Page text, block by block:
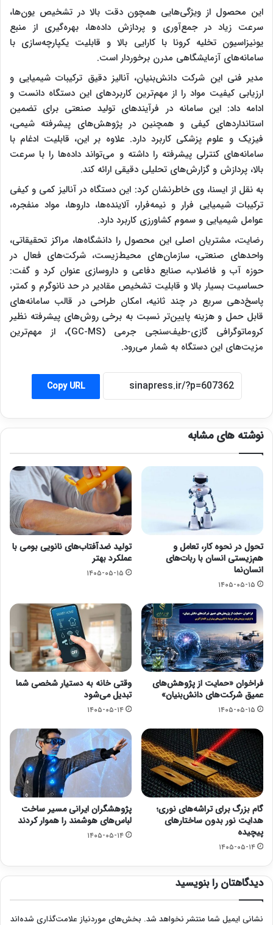
این محصول از ویژگی‌هایی همچون دقت بالا در تشخیص یون‌ها،
سرعت زیاد در جمع‌آوری و پردازش داده‌ها، بهره‌گیری از منبع
یونیزاسیون تخلیه کرونا با کارایی بالا و قابلیت یکپارچه‌سازی با
سامانه‌های آزمایشگاهی مدرن برخوردار است.
مدیر فنی این شرکت دانش‌بنیان، آنالیز دقیق ترکیبات شیمیایی و
ارزیابی کیفیت مواد را از مهم‌ترین کاربردهای این دستگاه دانست و
ادامه داد: این سامانه در فرآیندهای تولید صنعتی برای تضمین
استانداردهای کیفی و همچنین در پژوهش‌های پیشرفته شیمی،
فیزیک و علوم پزشکی کاربرد دارد. علاوه بر این، قابلیت ادغام با
سامانه‌های کنترلی پیشرفته را داشته و می‌تواند داده‌ها را با سرعت
بالا، پردازش و گزارش‌های تحلیلی دقیقی ارائه کند.
به نقل از ایسنا، وی خاطرنشان کرد: این دستگاه در آنالیز کمی و کیفی
ترکیبات شیمیایی فرار و نیمه‌فرار، آلاینده‌ها، داروها، مواد منفجره،
عوامل شیمیایی و سموم کشاورزی کاربرد دارد.
رضایت، مشتریان اصلی این محصول را دانشگاه‌ها، مراکز تحقیقاتی،
واحدهای صنعتی، سازمان‌های محیط‌زیست، شرکت‌های فعال در
حوزه آب و فاضلاب، صنایع دفاعی و داروسازی عنوان کرد و گفت:
حساسیت بسیار بالا و قابلیت تشخیص مقادیر در حد نانوگرم و کمتر،
پاسخ‌دهی سریع در چند ثانیه، امکان طراحی در قالب سامانه‌های
قابل حمل و هزینه پایین‌تر نسبت به برخی روش‌های پیشرفته نظیر
کروماتوگرافی گازی-طیف‌سنجی جرمی (GC-MS)، از مهم‌ترین
مزیت‌های این دستگاه به شمار می‌رود.
Copy URL
نوشته های مشابه
تحول در نحوه کار، تعامل و
هم‌زیستی انسان با ربات‌های
انسان‌نما
۱۴۰۵-۰۵-۱۵
تولید ضدآفتاب‌های نانویی بومی با
عملکرد بهتر
۱۴۰۵-۰۵-۱۵
فراخوان «حمایت از پژوهش‌های
عمیق شرکت‌های دانش‌بنیان»
۱۴۰۵-۰۵-۱۵
وقتی خانه به دستیار شخصی شما
تبدیل می‌شود
۱۴۰۵-۰۵-۱۴
گام بزرگ برای تراشه‌های نوری؛
هدایت نور بدون ساختارهای
پیچیده
۱۴۰۵-۰۵-۱۴
پژوهشگران ایرانی مسیر ساخت
لباس‌های هوشمند را هموار کردند
۱۴۰۵-۰۵-۱۴
دیدگاهتان را بنویسید
نشانی ایمیل شما منتشر نخواهد شد. بخش‌های موردنیاز علامت‌گذاری شده‌اند